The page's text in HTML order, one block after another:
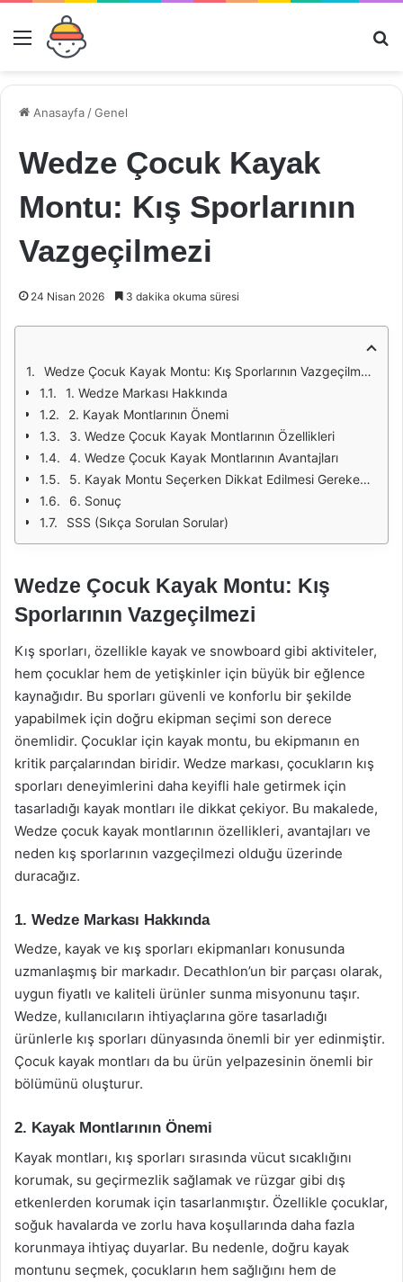
Menü
Anasayfa /Genel
Wedze Çocuk Kayak
Montu: Kış Sporlarının
Vazgeçilmezi
24 Nisan 2026 3 dakika okuma süresi
Wedze Çocuk Kayak Montu: Kış Sporlarının Vazgeçilmezi
1. Wedze Markası Hakkında
2. Kayak Montlarının Önemi
3. Wedze Çocuk Kayak Montlarının Özellikleri
4. Wedze Çocuk Kayak Montlarının Avantajları
5. Kayak Montu Seçerken Dikkat Edilmesi Gerekenler
6. Sonuç
SSS (Sıkça Sorulan Sorular)
Wedze Çocuk Kayak Montu: Kış
Sporlarının Vazgeçilmezi
Kış sporları, özellikle kayak ve snowboard gibi aktiviteler,
hem çocuklar hem de yetişkinler için büyük bir eğlence
kaynağıdır. Bu sporları güvenli ve konforlu bir şekilde
yapabilmek için doğru ekipman seçimi son derece
önemlidir. Çocuklar için kayak montu, bu ekipmanın en
kritik parçalarından biridir. Wedze markası, çocukların kış
sporları deneyimlerini daha keyifli hale getirmek için
tasarladığı kayak montları ile dikkat çekiyor. Bu makalede,
Wedze çocuk kayak montlarının özellikleri, avantajları ve
neden kış sporlarının vazgeçilmezi olduğu üzerinde
duracağız.
1. Wedze Markası Hakkında
Wedze, kayak ve kış sporları ekipmanları konusunda
uzmanlaşmış bir markadır. Decathlon’un bir parçası olarak,
uygun fiyatlı ve kaliteli ürünler sunma misyonunu taşır.
Wedze, kullanıcıların ihtiyaçlarına göre tasarladığı
ürünlerle kış sporları dünyasında önemli bir yer edinmiştir.
Çocuk kayak montları da bu ürün yelpazesinin önemli bir
bölümünü oluşturur.
2. Kayak Montlarının Önemi
Kayak montları, kış sporları sırasında vücut sıcaklığını
korumak, su geçirmezlik sağlamak ve rüzgar gibi dış
etkenlerden korumak için tasarlanmıştır. Özellikle çocuklar,
soğuk havalarda ve zorlu hava koşullarında daha fazla
korunmaya ihtiyaç duyarlar. Bu nedenle, doğru kayak
montunu seçmek, çocukların hem sağlığını hem de